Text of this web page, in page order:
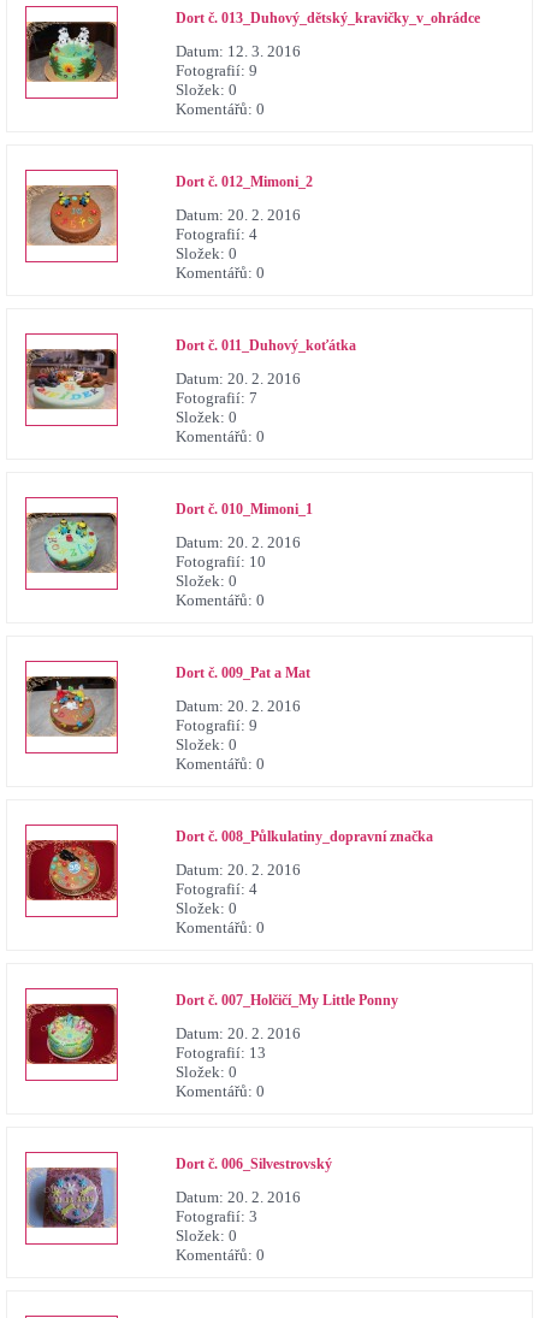
Dort č. 013_Duhový_dětský_kravičky_v_ohrádce
Datum: 12. 3. 2016
Fotografií: 9
Složek: 0
Komentářů: 0
Dort č. 012_Mimoni_2
Datum: 20. 2. 2016
Fotografií: 4
Složek: 0
Komentářů: 0
Dort č. 011_Duhový_koťátka
Datum: 20. 2. 2016
Fotografií: 7
Složek: 0
Komentářů: 0
Dort č. 010_Mimoni_1
Datum: 20. 2. 2016
Fotografií: 10
Složek: 0
Komentářů: 0
Dort č. 009_Pat a Mat
Datum: 20. 2. 2016
Fotografií: 9
Složek: 0
Komentářů: 0
Dort č. 008_Půlkulatiny_dopravní značka
Datum: 20. 2. 2016
Fotografií: 4
Složek: 0
Komentářů: 0
Dort č. 007_Holčičí_My Little Ponny
Datum: 20. 2. 2016
Fotografií: 13
Složek: 0
Komentářů: 0
Dort č. 006_Silvestrovský
Datum: 20. 2. 2016
Fotografií: 3
Složek: 0
Komentářů: 0